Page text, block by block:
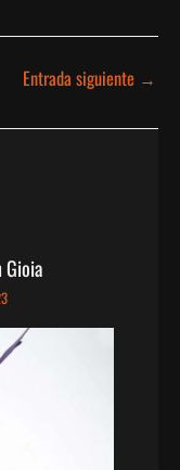
Entrada siguiente →